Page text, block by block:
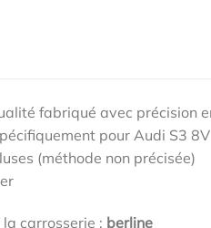
fabriqué avec précision
pour Audi S3
(méthode non précisée)
carrosserie : berline